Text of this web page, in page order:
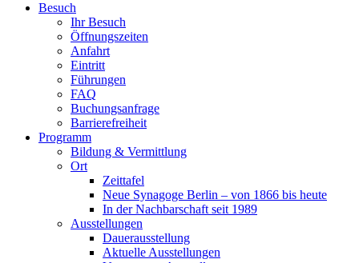
Besuch
Ihr Besuch
Öffnungszeiten
Anfahrt
Eintritt
Führungen
FAQ
Buchungsanfrage
Barrierefreiheit
Programm
Bildung & Vermittlung
Ort
Zeittafel
Neue Synagoge Berlin – von 1866 bis heute
In der Nachbarschaft seit 1989
Ausstellungen
Dauerausstellung
Aktuelle Ausstellungen